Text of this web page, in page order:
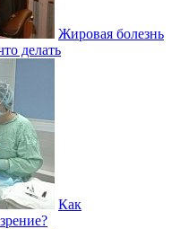
Жировая болезнь
делать
Как